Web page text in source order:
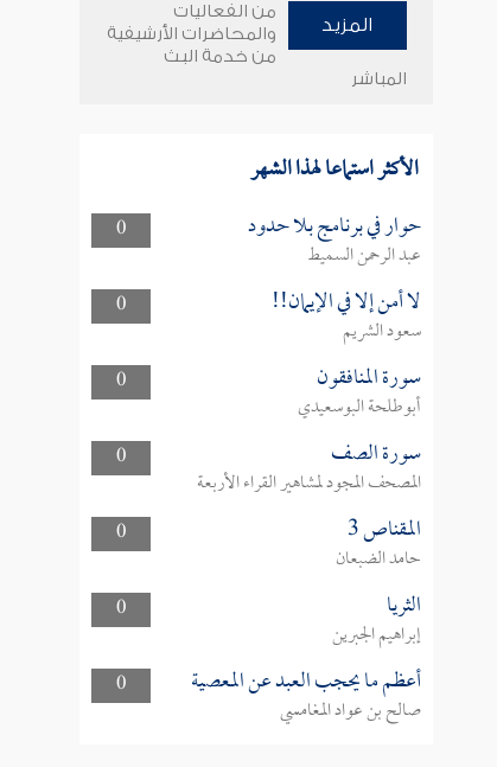
المزيد
من الفعاليات
والمحاضرات الأرشيفية
من خدمة البث
المباشر
الأكثر استماعا لهذا الشهر
0 حوار في برنامج بلا حدود
عبد الرحمن السميط
0
لا أمن إلا في الإيمان!!
سعود الشريم
0
سورة المنافقون
أبوطلحة البوسعيدي
0
سورة الصف
المصحف المجود لمشاهير القراء الأربعة
0
المقناص 3
حامد الضبعان
0
الثريا
إبراهيم الجبرين
0
أعظم ما يحجب العبد عن المعصية
صالح بن عواد المغامسي